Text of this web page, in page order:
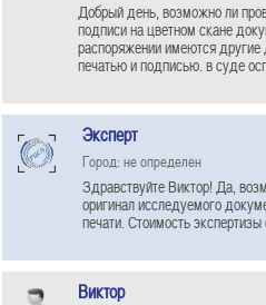
Добрый день, возможно ли
подписи на цветном скане
распоряжении имеются другие
печатью и подписью. в суде
Эксперт
Город: не определен
Здравствуйте Виктор! Да,
оригинал исследуемого
печати. Стоимость экспертизы
Виктор